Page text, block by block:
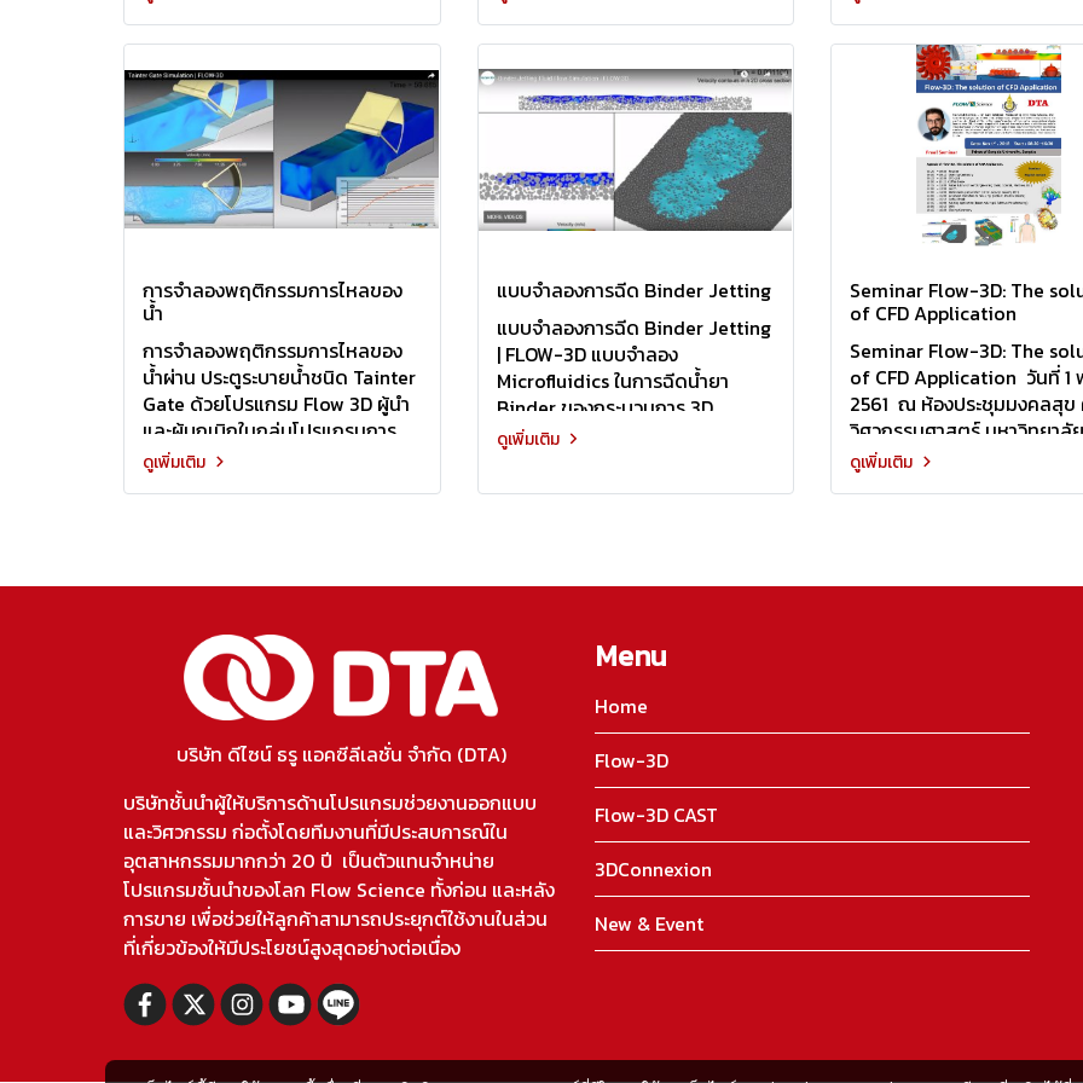
การจำลองพฤติกรรมการไหลของ
น้ำ
การจำลองพฤติกรรมการไหลของ
น้ำผ่าน ประตูระบายน้ำชนิด Tainter
Gate ด้วยโปรแกรม Flow 3D ผู้นำ
และผู้บุกเบิกในกลุ่มโปรแกรมการ
วิเคราะห์ด้านของไหลของโลก
ดูเพิ่มเติม
แบบจำลองการฉีด Binder Jetting
แบบจำลองการฉีด Binder Jetting
| FLOW-3D แบบจำลอง
Microfluidics ในการฉีดน้ำยา
Binder ของกระบวนการ 3D
Printing ชนิด Binder Jetting
การกระจายตัวและการซึมของหยด
ดูเพิ่มเติม
Seminar Flow-3D: The
of CFD Application
Seminar Flow-3D: The
of CFD Application วันที่ 1
2561 ณ ห้องประชุมมงคลสุข
วิศวกรรมศาสตร์ มหาวิทยาลัย
สงขลานครินทร์ วิทยาเขต หา
ดูเพิ่มเติม
บริษัท ดีไซน์ ธรู แอคซีลีเลชั่น จำกัด (DTA)
บริษัทชั้นนำผู้ให้บริการด้านโปรแกรมช่วยงานออกแบบ
และวิศวกรรม ก่อตั้งโดยทีมงานที่มีประสบการณ์ใน
อุตสาหกรรมมากกว่า 20 ปี เป็นตัวแทนจำหน่าย
โปรแกรมชั้นนำของโลก Flow Science ทั้งก่อน และหลัง
การขาย เพื่อช่วยให้ลูกค้าสามารถประยุกต์ใช้งานในส่วน
ที่เกี่ยวข้องให้มีประโยชน์สูงสุดอย่างต่อเนื่อง
Menu
Home
Flow-3D
Flow-3D CAST
3DConnexion
New & Event